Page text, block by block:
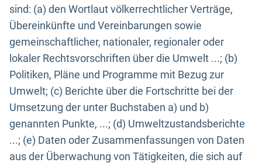
sind: (a) den Wortlaut völkerrechtlicher Verträge,
Übereinkünfte und Vereinbarungen sowie
gemeinschaftlicher, nationaler, regionaler oder
lokaler Rechtsvorschriften über die Umwelt ...; (b)
Politiken, Pläne und Programme mit Bezug zur
Umwelt; (c) Berichte über die Fortschritte bei der
Umsetzung der unter Buchstaben a) und b)
genannten Punkte, ...; (d) Umweltzustandsberichte
...; (e) Daten oder Zusammenfassungen von Daten
aus der Überwachung von Tätigkeiten, die sich auf